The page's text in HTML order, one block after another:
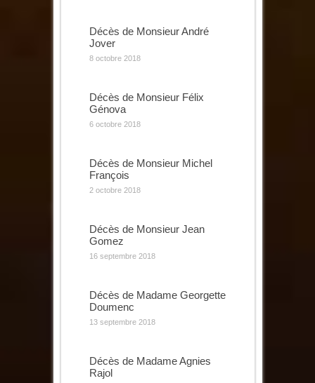
Décès de Monsieur André
Jover
8 octobre 2018
Décès de Monsieur Félix
Génova
6 octobre 2018
Décès de Monsieur Michel
François
2 octobre 2018
Décès de Monsieur Jean
Gomez
16 septembre 2018
Décès de Madame Georgette
Doumenc
13 septembre 2018
Décès de Madame Agnies
Rajol